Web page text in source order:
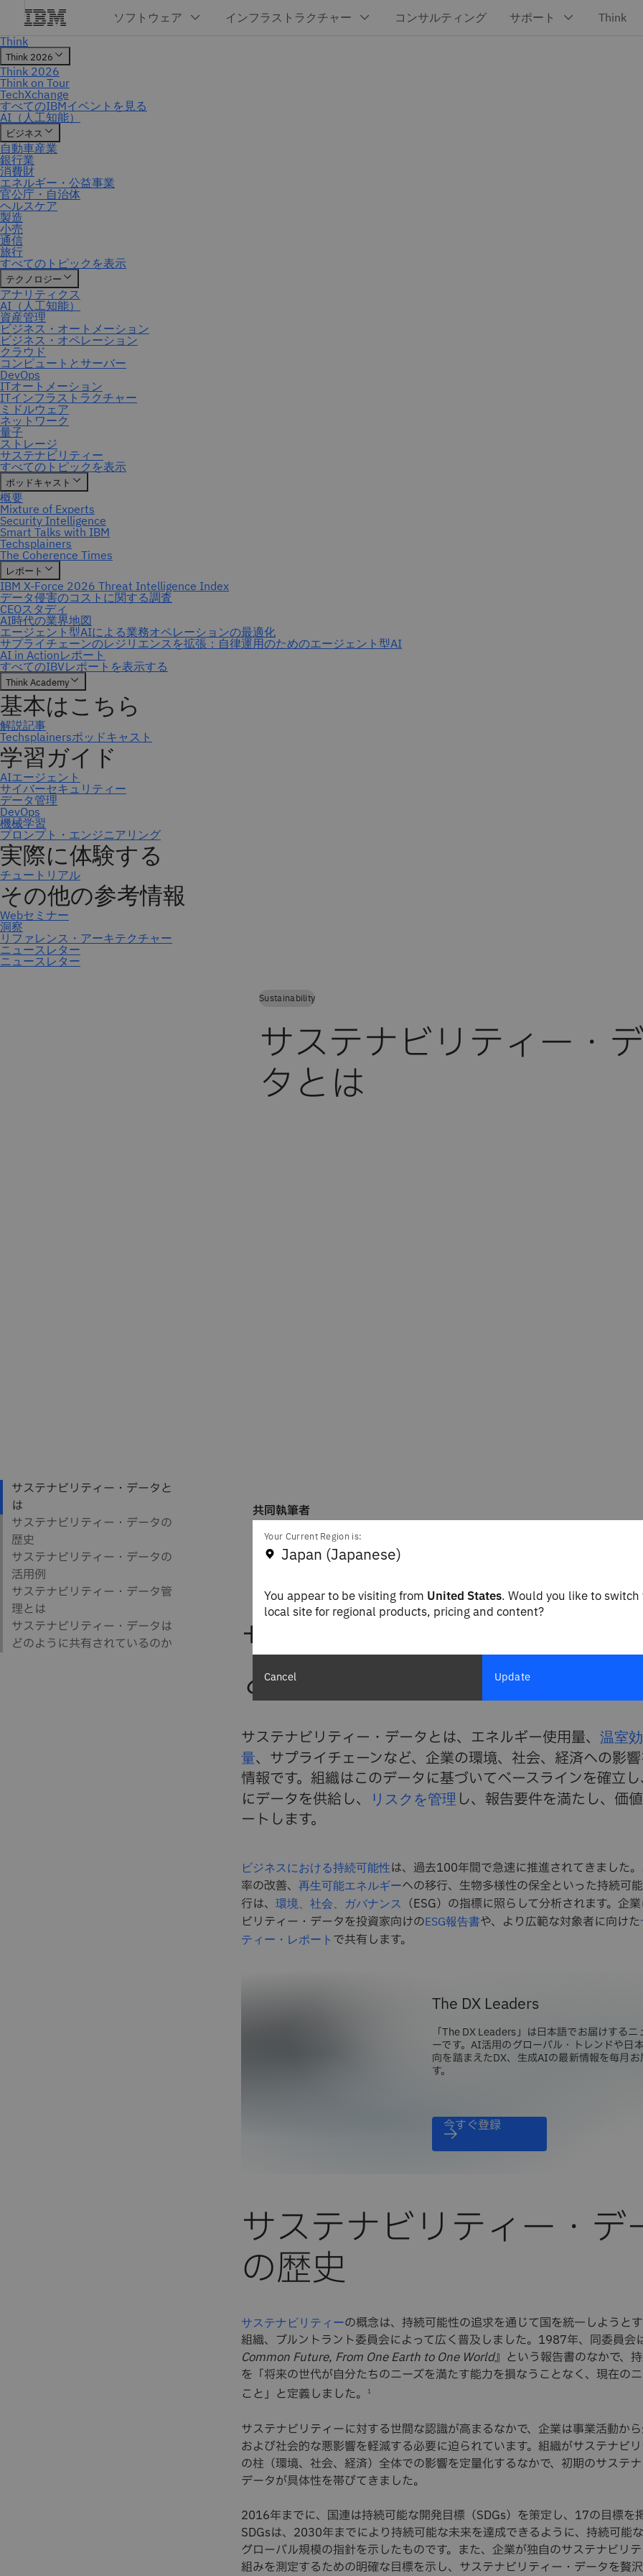
ニュースレター
Sustainability
サステナビリティー・
タとは
共同執筆者
Alexandra Jonker
Staff Editor
IBM Think
サステナビリティー・デ
とは
サステナビリティー・データとは、エネルギー使用量、 温室
量、サプライチェーンなど、企業の環境、社会、経済への影
情報です。組織はこのデータに基づいてベースラインを確立
にデータを供給し、
リスクを管理 し、報告要件を満たし、価
ートします。
ビジネスにおける持続可能性は、過去100年間で急速に推進されてきました
率の改善、 再生可能エネルギーへの移行、生物多様性の保全といった持続可
行は、 環境、社会、ガバナンス （ESG）の指標に照らして分析されます。企
ビリティー・データを投資家向けのESG報告書や、より広範な対象者に向けた
ティー・レポート で共有します。
The DX Leaders
「The DX Leaders」は日本語でお届けするニ
ーです。AI活用のグローバル・トレンドや日
向を踏まえたDX、生成AIの最新情報を毎月
す。
今すぐ登録
サステナビリティー・デ
の歴史
サステナビリティーの概念は、持続可能性の追求を通じて国を統一しようと
組織、ブルントラント委員会によって広く普及しました。1987年、同委員会
Common Future, From One Earth to One World』という報告書のなかで、
を「将来の世代が自分たちのニーズを満たす能力を損なうことなく、現在の
こと」と定義しました。
1
サステナビリティーに対する世間な認識が高まるなかで、企業は事業活動か
および社会的な悪影響を軽減する必要に迫られています。組織がサステナビ
の柱（環境、社会、経済）全体での影響を定量化するなかで、初期のサステ
データが具体性を帯びてきました。
2016年までに、国連は持続可能な開発目標（SDGs）を策定し、17の目標を
SDGsは、2030年までにより持続可能な未来を達成できるように、持続可能
グローバル規模の指針を示したものです。また、企業が独自のサステナビリ
組みを測定するための明確な目標を示し、サステナビリティー・データを贅
Your Current Region is:
Japan (Japanese)
You appear to be visiting from United States. Would you like to switch
local site for regional products, pricing and content?
Cancel Update